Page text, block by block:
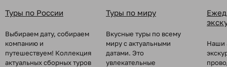
Туры по России
Выбираем дату, собираем
компанию и
путешествуем! Коллекция
актуальных сборных туров
Туры по миру
Вкусные туры по всему
миру с актуальными
датами. Это
увлекательные
Наши